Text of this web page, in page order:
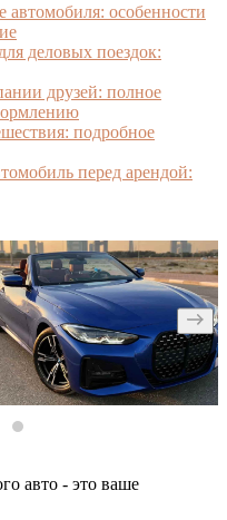
автомобиля: особенности
деловых поездок:
друзей: полное
подробное
перед арендой:
авто - это ваше